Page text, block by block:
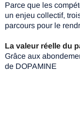
Parce que les
un enjeu collectif,
parcours pour le
La valeur réelle du
Grâce aux
de DOPAMINE